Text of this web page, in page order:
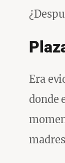
Era
donde